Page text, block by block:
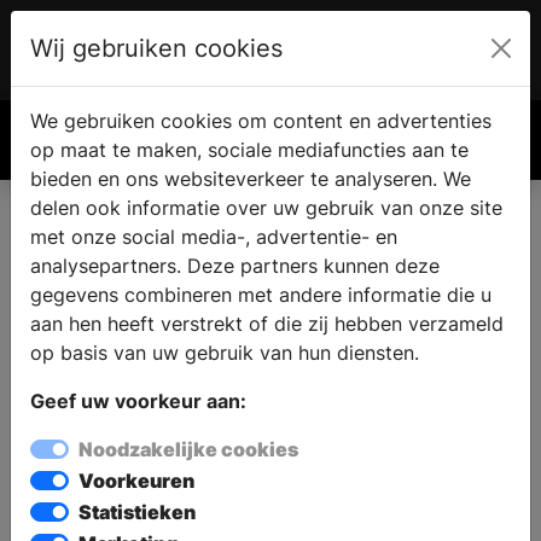
€ 0.00
Wij gebruiken cookies
We gebruiken cookies om content en advertenties
op maat te maken, sociale mediafuncties aan te
bieden en ons websiteverkeer te analyseren. We
delen ook informatie over uw gebruik van onze site
met onze social media-, advertentie- en
analysepartners. Deze partners kunnen deze
gegevens combineren met andere informatie die u
aan hen heeft verstrekt of die zij hebben verzameld
op basis van uw gebruik van hun diensten.
Geef uw voorkeur aan:
Noodzakelijke cookies
Voorkeuren
Statistieken